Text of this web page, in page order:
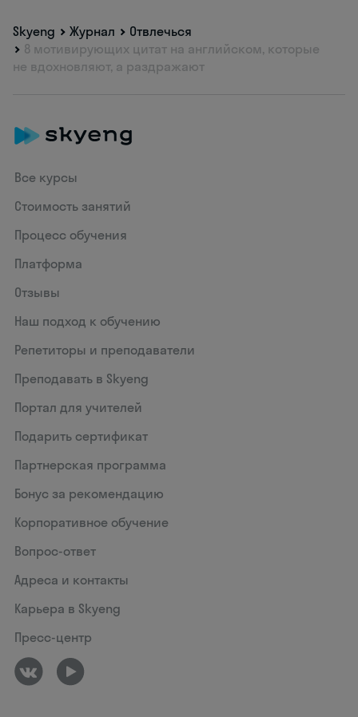
Skyeng Журнал
Отвлечься
8 мотивирующих цитат на английском, которые
не вдохновляют, а раздражают
Все курсы
Стоимость занятий
Процесс обучения
Платформа
Отзывы
Наш подход к обучению
Репетиторы и преподаватели
Преподавать в Skyeng
Портал для учителей
Подарить сертификат
Партнерская программа
Бонус за рекомендацию
Корпоративное обучение
Вопрос-ответ
Адреса и контакты
Карьера в Skyeng
Пресс-центр